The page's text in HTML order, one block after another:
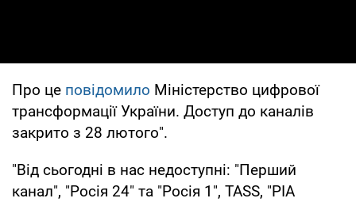
Про це повідомило Міністерство цифрової
трансформації України. Доступ до каналів
закрито з 28 лютого".
"Від сьогодні в нас недоступні: "Перший
канал", "Росія 24" та "Росія 1", TASS, "РІА